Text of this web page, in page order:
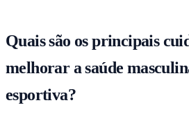
Quais são os principais
melhorar a saúde
esportiva?